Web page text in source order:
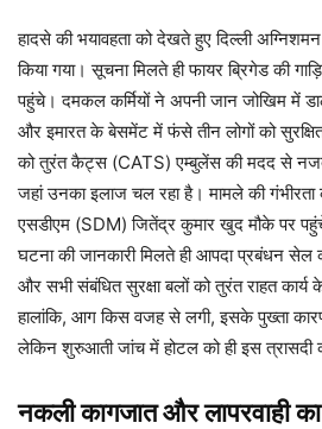
हादसे की भयावहता को देखते हुए दिल्ली
किया गया। सूचना मिलते ही फायर ब्रिगेड की
पहुंचे। दमकल कर्मियों ने अपनी जान जोखिम में
और इमारत के बेसमेंट में फंसे तीन लोगों को सुरक्षित
को तुरंत कैट्स (CATS) एम्बुलेंस की मदद से
जहां उनका इलाज चल रहा है। मामले की
एसडीएम (SDM) जितेंद्र कुमार खुद मौके पर
घटना की जानकारी मिलते ही आपदा प्रबंधन सेल
और सभी संबंधित सुरक्षा बलों को तुरंत राहत कार्य
हालांकि, आग किस वजह से लगी, इसके पुख्ता
लेकिन शुरुआती जांच में होटल को ही इस त्रासदी
नकली कागजात और लापरवाही